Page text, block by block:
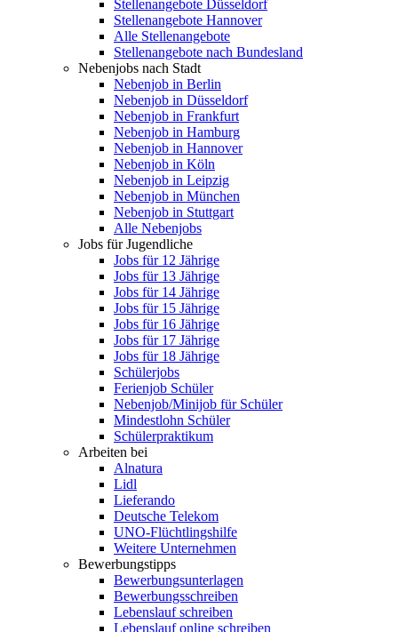
Stellenangebote Düsseldorf
Stellenangebote Hannover
Alle Stellenangebote
Stellenangebote nach Bundesland
Nebenjobs nach Stadt
Nebenjob in Berlin
Nebenjob in Düsseldorf
Nebenjob in Frankfurt
Nebenjob in Hamburg
Nebenjob in Hannover
Nebenjob in Köln
Nebenjob in Leipzig
Nebenjob in München
Nebenjob in Stuttgart
Alle Nebenjobs
Jobs für Jugendliche
Jobs für 12 Jährige
Jobs für 13 Jährige
Jobs für 14 Jährige
Jobs für 15 Jährige
Jobs für 16 Jährige
Jobs für 17 Jährige
Jobs für 18 Jährige
Schülerjobs
Ferienjob Schüler
Nebenjob/Minijob für Schüler
Mindestlohn Schüler
Schülerpraktikum
Arbeiten bei
Alnatura
Lidl
Lieferando
Deutsche Telekom
UNO-Flüchtlingshilfe
Weitere Unternehmen
Bewerbungstipps
Bewerbungsunterlagen
Bewerbungsschreiben
Lebenslauf schreiben
Lebenslauf online schreiben